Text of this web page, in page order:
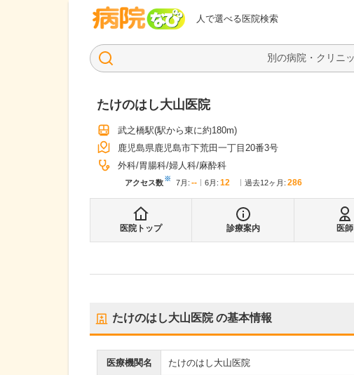
人で選べる医院検索
病院なび
たけのはし大山医院
武之橋駅(駅から東に約180m)
鹿児島県鹿児島市下荒田一丁目20番3号
外科 胃腸科 婦人科 麻酔科
アクセス数※ 7月 : -- 6月 : 12 過去12ヶ月: 286
医院トップ 診療案内 医師
たけのはし大山医院の基本情報
医療機関名 たけのはし大山医院